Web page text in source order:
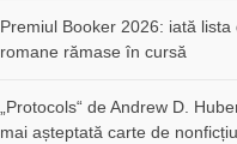
Premiul Booker 2026: iată lista
romane rămase în cursă
„Protocols“ de Andrew D.
mai așteptată carte de